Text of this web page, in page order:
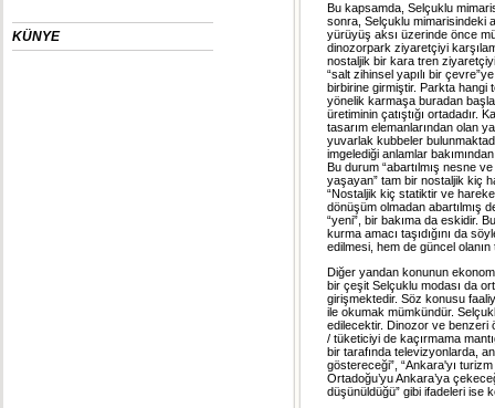
KÜNYE
Bu kapsamda, Selçuklu
sonra, Selçuklu mimarisindeki
yürüyüş aksı üzerinde önce
dinozorpark ziyaretçiyi
nostaljik bir kara tren
“salt zihinsel yapılı bir
birbirine girmiştir. Parkta hangi
yönelik karmaşa buradan
üretiminin çatıştığı ortadadır.
tasarım elemanlarından olan
yuvarlak kubbeler
imgelediği anlamlar
Bu durum “abartılmış nesne
yaşayan” tam bir nostaljik kiç
“Nostaljik kiç statiktir ve
dönüşüm olmadan abartılmış
“yeni”, bir bakıma da eskidir.
kurma amacı taşıdığını da
edilmesi, hem de güncel
Diğer yandan konunun
bir çeşit Selçuklu modası da
girişmektedir. Söz konusu
ile okumak mümkündür.
edilecektir. Dinozor ve benzeri
/ tüketiciyi de kaçırmama
bir tarafında televizyonlarda,
göstereceği”, “Ankara'yı
Ortadoğu’yu Ankara’ya
düşünüldüğü” gibi ifadeleri ise